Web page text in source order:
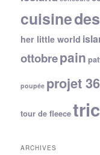
cuisine
her little world
ottobrepain
poupée projet
tour de fleece
ARCHIVES